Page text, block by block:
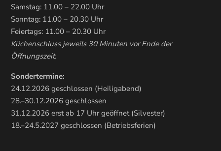
Samstag: 11.00 – 22.00 Uhr
Sonntag: 11.00 – 20.30 Uhr
Feiertags: 11.00 – 20.30 Uhr
Küchenschluss jeweils 30 Minuten vor Ende der
Öffnungszeit.
Sondertermine:
24.12.2026 geschlossen (Heiligabend)
28.–30.12.2026 geschlossen
31.12.2026 erst ab 17 Uhr geöffnet (Silvester)
18.–24.5.2027 geschlossen (Betriebsferien)